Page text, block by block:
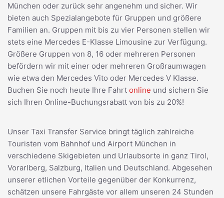
München oder zurück sehr angenehm und sicher. Wir
bieten auch Spezialangebote für Gruppen und größere
Familien an. Gruppen mit bis zu vier Personen stellen wir
stets eine Mercedes E-Klasse Limousine zur Verfügung.
Größere Gruppen von 8, 16 oder mehreren Personen
befördern wir mit einer oder mehreren Großraumwagen
wie etwa den Mercedes Vito oder Mercedes V Klasse.
Buchen Sie noch heute Ihre Fahrt online und sichern Sie
sich Ihren Online-Buchungsrabatt von bis zu 20%!
Unser Taxi Transfer Service bringt täglich zahlreiche
Touristen vom Bahnhof und Airport München in
verschiedene Skigebieten und Urlaubsorte in ganz Tirol,
Vorarlberg, Salzburg, Italien und Deutschland. Abgesehen
unserer etlichen Vorteile gegenüber der Konkurrenz,
schätzen unsere Fahrgäste vor allem unseren 24 Stunden